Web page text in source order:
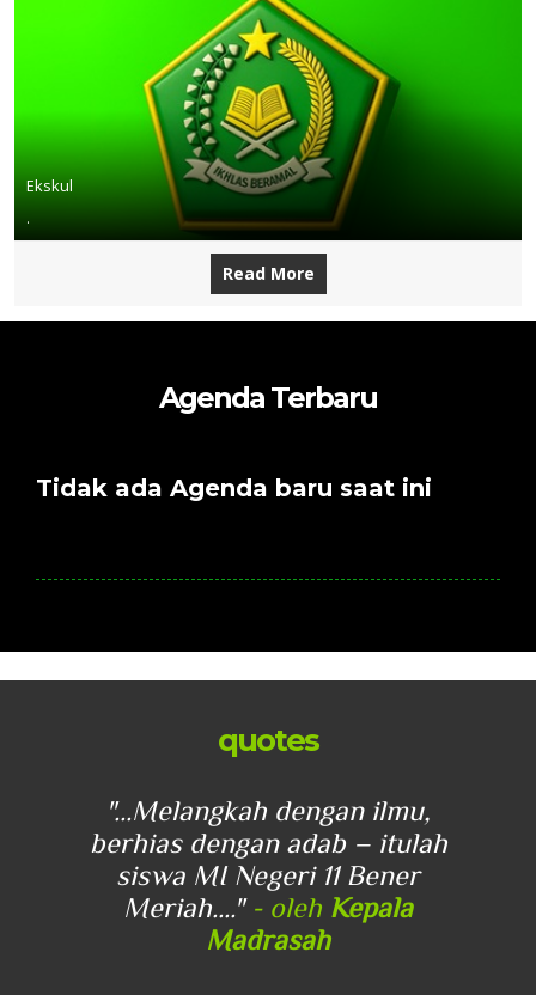
Ekskul
.
Read More
Agenda Terbaru
Tidak ada Agenda baru saat ini
quotes
"...Melangkah dengan ilmu,
berhias dengan adab – itulah
siswa MI Negeri 11 Bener
Meriah...." - oleh Kepala
Madrasah